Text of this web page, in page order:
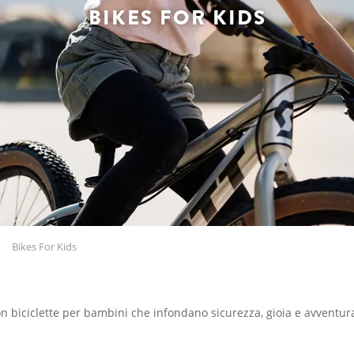
BIKES FOR KIDS
Bikes For Kids
biciclette per bambini che infondano sicurezza, gioia e